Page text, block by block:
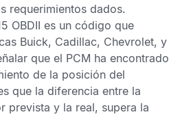
requerimientos dados.
OBDII es un código que
Buick, Cadillac, Chevrolet, y
que el PCM ha encontrado
de la posición del
que la diferencia entre la
prevista y la real, supera la